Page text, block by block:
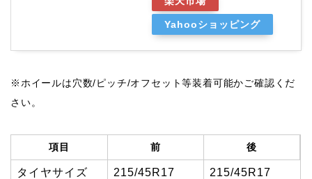
Yahooショッピング
※ホイールは穴数/ピッチ/オフセット等装着可能かご確認くだ
さい。
項目 前 後
タイヤサイズ 215/45R17 215/45R17